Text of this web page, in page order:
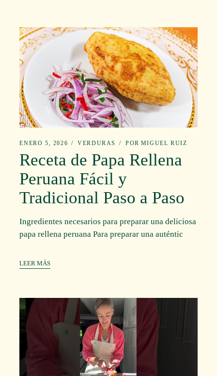
ENERO 5, 2026 VERDURAS POR MIGUEL RUIZ
Receta de Papa Rellena
Peruana Fácil y
Tradicional Paso a Paso
Ingredientes necesarios para preparar una deliciosa
papa rellena peruana Para preparar una auténtic
LEER MÁS